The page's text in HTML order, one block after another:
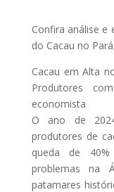
Confira análise e
do Cacau no
Cacau em Alta
Produtores
economista
O ano de
produtores de
queda de
problemas na
patamares